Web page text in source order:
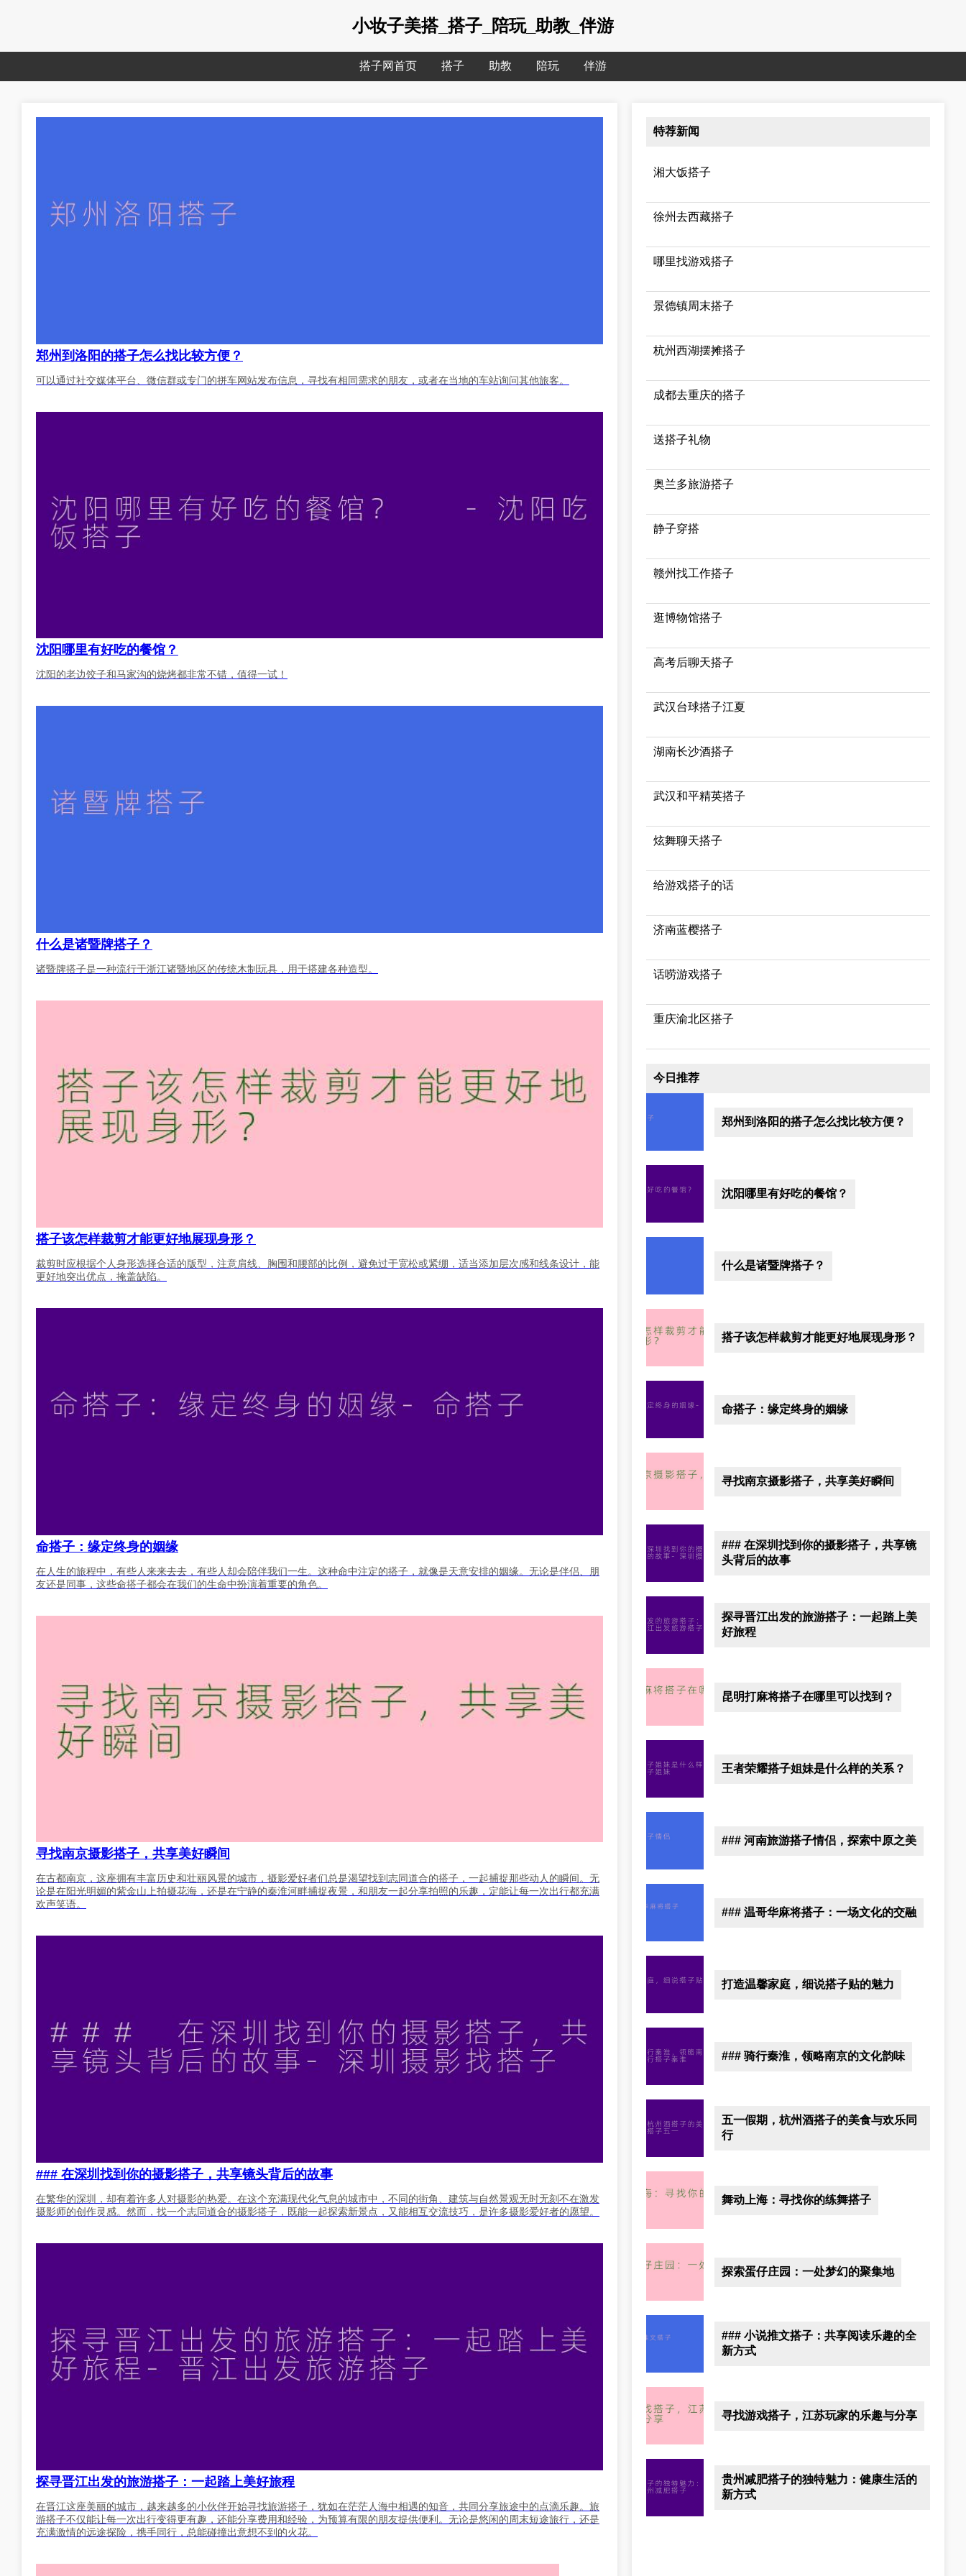
小妆子美搭_搭子_陪玩_助教_伴游
搭子网首页 搭子 助教 陪玩 伴游
郑州到洛阳的搭子怎么找比较方便？
可以通过社交媒体平台、微信群或专门的拼车网站发布信息，寻找有相同需求的朋友，或者在当地的车站询问其他旅客。
沈阳哪里有好吃的餐馆？
沈阳的老边饺子和马家沟的烧烤都非常不错，值得一试！
什么是诸暨牌搭子？
诸暨牌搭子是一种流行于浙江诸暨地区的传统木制玩具，用于搭建各种造型。
搭子该怎样裁剪才能更好地展现身形？
裁剪时应根据个人身形选择合适的版型，注意肩线、胸围和腰部的比例，避免过于宽松或紧绷，适当添加层次感和线条设计，能
更好地突出优点，掩盖缺陷。
命搭子：缘定终身的姻缘
在人生的旅程中，有些人来来去去，有些人却会陪伴我们一生。这种命中注定的搭子，就像是天意安排的姻缘。无论是伴侣、朋
友还是同事，这些命搭子都会在我们的生命中扮演着重要的角色。
寻找南京摄影搭子，共享美好瞬间
在古都南京，这座拥有丰富历史和壮丽风景的城市，摄影爱好者们总是渴望找到志同道合的搭子，一起捕捉那些动人的瞬间。无
论是在阳光明媚的紫金山上拍摄花海，还是在宁静的秦淮河畔捕捉夜景，和朋友一起分享拍照的乐趣，定能让每一次出行都充满
欢声笑语。
### 在深圳找到你的摄影搭子，共享镜头背后的故事
在繁华的深圳，却有着许多人对摄影的热爱。在这个充满现代化气息的城市中，不同的街角、建筑与自然景观无时无刻不在激发
摄影师的创作灵感。然而，找一个志同道合的摄影搭子，既能一起探索新景点，又能相互交流技巧，是许多摄影爱好者的愿望。
探寻晋江出发的旅游搭子：一起踏上美好旅程
在晋江这座美丽的城市，越来越多的小伙伴开始寻找旅游搭子，犹如在茫茫人海中相遇的知音，共同分享旅途中的点滴乐趣。旅
游搭子不仅能让每一次出行变得更有趣，还能分享费用和经验，为预算有限的朋友提供便利。无论是悠闲的周末短途旅行，还是
充满激情的远途探险，携手同行，总能碰撞出意想不到的火花。
特荐新闻
湘大饭搭子
徐州去西藏搭子
哪里找游戏搭子
景德镇周末搭子
杭州西湖摆摊搭子
成都去重庆的搭子
送搭子礼物
奥兰多旅游搭子
静子穿搭
赣州找工作搭子
逛博物馆搭子
高考后聊天搭子
武汉台球搭子江夏
湖南长沙酒搭子
武汉和平精英搭子
炫舞聊天搭子
给游戏搭子的话
济南蓝樱搭子
话唠游戏搭子
重庆渝北区搭子
今日推荐
郑州到洛阳的搭子怎么找比较方便？
沈阳哪里有好吃的餐馆？
什么是诸暨牌搭子？
搭子该怎样裁剪才能更好地展现身形？
命搭子：缘定终身的姻缘
寻找南京摄影搭子，共享美好瞬间
### 在深圳找到你的摄影搭子，共享镜
头背后的故事
探寻晋江出发的旅游搭子：一起踏上美
好旅程
昆明打麻将搭子在哪里可以找到？
王者荣耀搭子姐妹是什么样的关系？
### 河南旅游搭子情侣，探索中原之美
### 温哥华麻将搭子：一场文化的交融
打造温馨家庭，细说搭子贴的魅力
### 骑行秦淮，领略南京的文化韵味
五一假期，杭州酒搭子的美食与欢乐同
行
舞动上海：寻找你的练舞搭子
探索蛋仔庄园：一处梦幻的聚集地
### 小说推文搭子：共享阅读乐趣的全
新方式
寻找游戏搭子，江苏玩家的乐趣与分享
贵州减肥搭子的独特魅力：健康生活的
新方式